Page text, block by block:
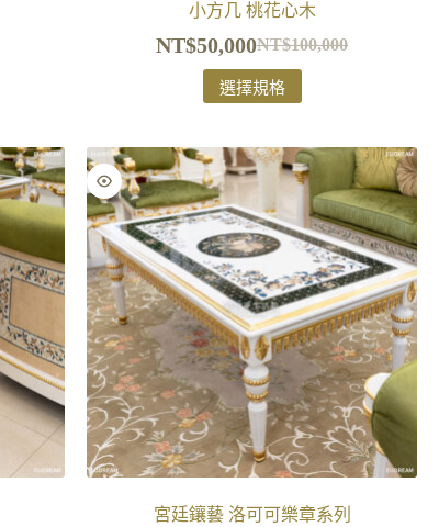
小方几 桃花心木
NT$100,000
NT$50,000
選擇規格
宮廷鑲藝 洛可可樂章系列